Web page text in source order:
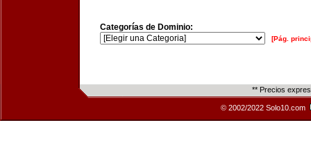
Categorías de Dominio:
[Pág.
** Precios
© 2002/2022 Solo10.com